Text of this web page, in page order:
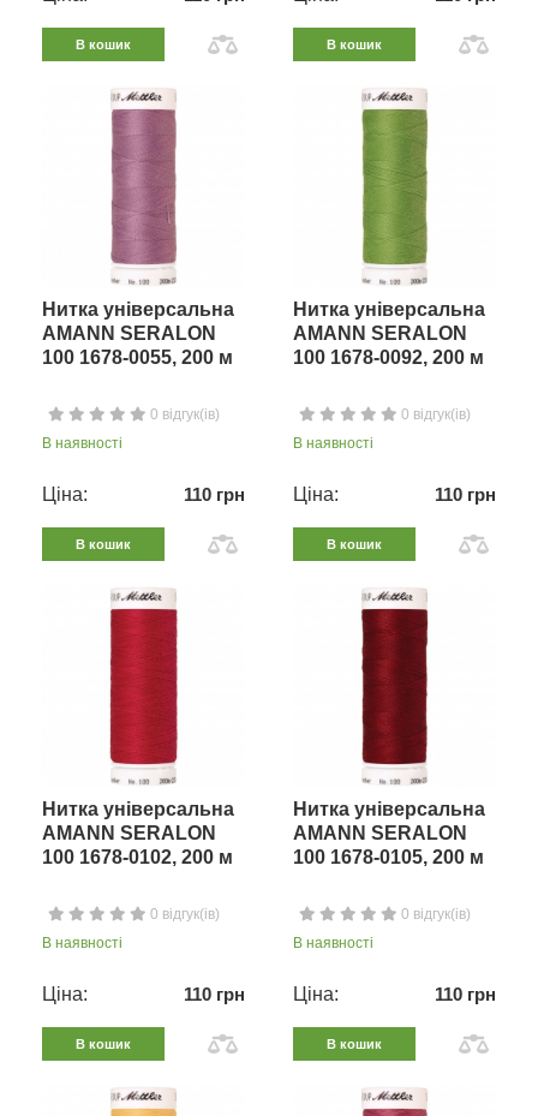
В кошик В кошик
Нитка універсальна
AMANN SERALON
100 1678-0055, 200 м
0 відгук(ів)
В наявності
Ціна: 110 грн
В кошик
Нитка універсальна
AMANN SERALON
100 1678-0092, 200 м
0 відгук(ів)
В наявності
Ціна: 110 грн
В кошик
Нитка універсальна
AMANN SERALON
100 1678-0102, 200 м
0 відгук(ів)
В наявності
Ціна: 110 грн
В кошик
Нитка універсальна
AMANN SERALON
100 1678-0105, 200 м
0 відгук(ів)
В наявності
Ціна: 110 грн
В кошик